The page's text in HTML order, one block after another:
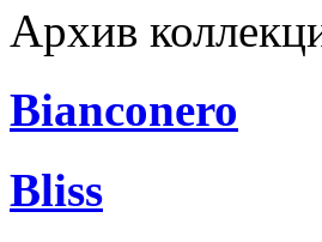
Архив
Bianconero
Bliss